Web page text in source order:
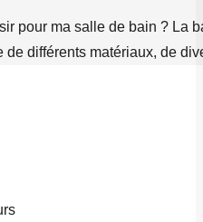
pour ma salle de bain ? La
de différents matériaux, de